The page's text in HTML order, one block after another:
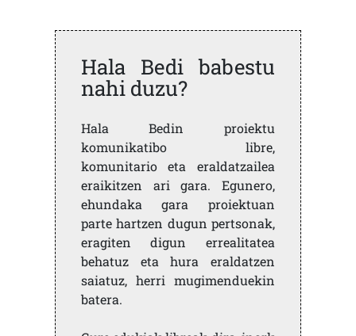
Hala Bedi babestu
nahi duzu?
Hala Bedin proiektu
komunikatibo libre,
komunitario eta eraldatzailea
eraikitzen ari gara. Egunero,
ehundaka gara proiektuan
parte hartzen dugun pertsonak,
eragiten digun errealitatea
behatuz eta hura eraldatzen
saiatuz, herri mugimenduekin
batera.